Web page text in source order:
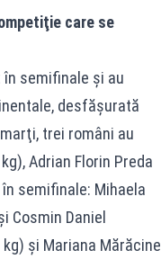
care se
semifinale şi au
desfăşurată
trei români au
Adrian Florin Preda
semifinale: Mihaela
Cosmin Daniel
și Mariana Mărăcine